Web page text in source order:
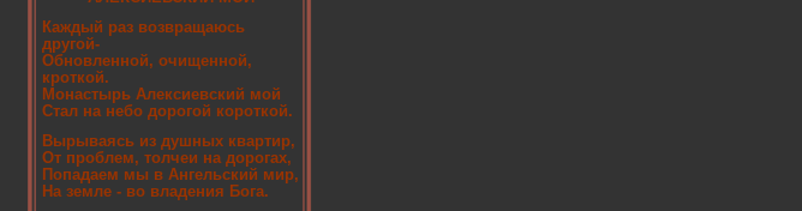
Каждый раз возвращаюсь
другой-
Обновленной, очищенной,
кроткой.
Монастырь Алексиевский мой
Стал на небо дорогой короткой.
Вырываясь из душных квартир,
От проблем, толчеи на дорогах,
Попадаем мы в Ангельский мир,
На земле - во владения Бога.